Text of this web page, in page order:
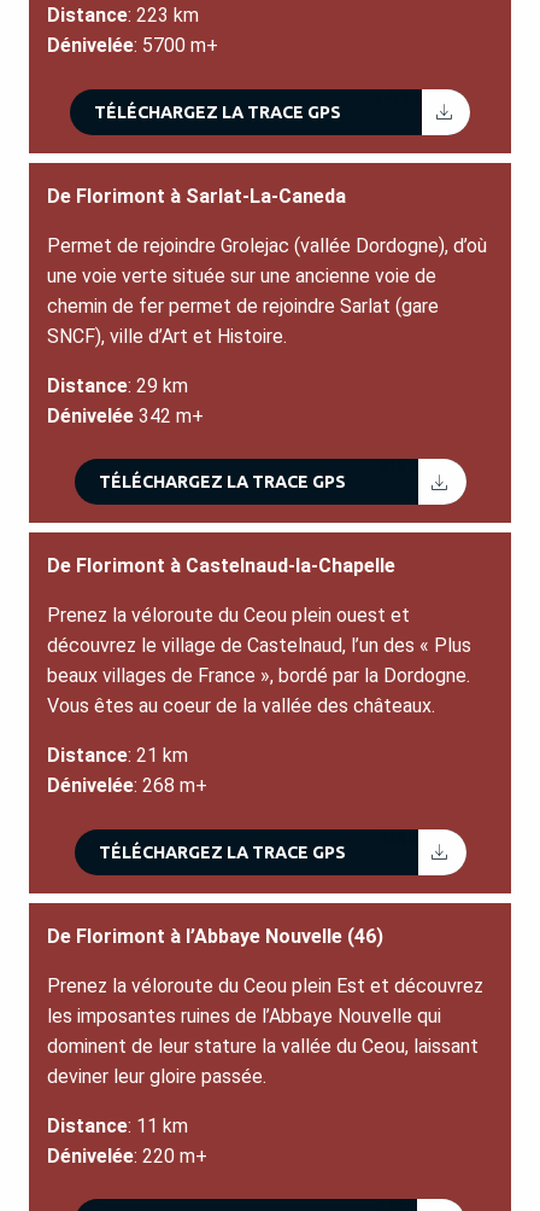
Distance: 223 km
Dénivelée: 5700 m+
TÉLÉCHARGEZ LA TRACE GPS
De Florimont à Sarlat-La-Caneda
Permet de rejoindre Grolejac (vallée Dordogne), d’où
une voie verte située sur une ancienne voie de
chemin de fer permet de rejoindre Sarlat (gare
SNCF), ville d’Art et Histoire.
Distance: 29 km
Dénivelée 342 m+
TÉLÉCHARGEZ LA TRACE GPS
De Florimont à Castelnaud-la-Chapelle
Prenez la véloroute du Ceou plein ouest et
découvrez le village de Castelnaud, l’un des « Plus
beaux villages de France », bordé par la Dordogne.
Vous êtes au coeur de la vallée des châteaux.
Distance: 21 km
Dénivelée: 268 m+
TÉLÉCHARGEZ LA TRACE GPS
De Florimont à l’Abbaye Nouvelle (46)
Prenez la véloroute du Ceou plein Est et découvrez
les imposantes ruines de l’Abbaye Nouvelle qui
dominent de leur stature la vallée du Ceou, laissant
deviner leur gloire passée.
Distance: 11 km
Dénivelée: 220 m+